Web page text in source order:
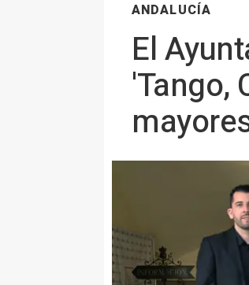
ANDALUCÍA
El
'Tango,